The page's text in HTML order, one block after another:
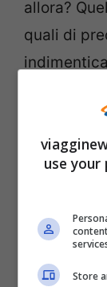
allora?
quali di
Spiaggia
via mare
Ricordate
oppure
o quelle
bellissimo.
use
Store